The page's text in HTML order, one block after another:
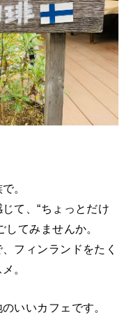
。
て、“ちょっとだけ
てみませんか。
フィンランドをたく
。
いいカフェです。